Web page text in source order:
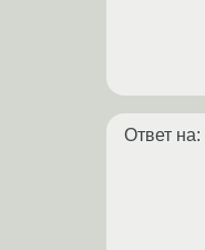
Ответ на: